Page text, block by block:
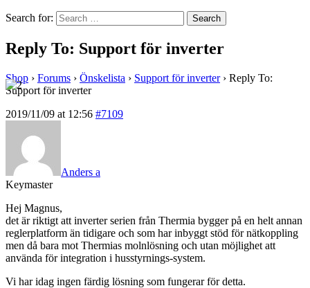
Search for:
Reply To: Support för inverter
Shop › Forums › Önskelista › Support för inverter › Reply To:
Support för inverter
2019/11/09 at 12:56 #7109
Anders a
Keymaster
Hej Magnus,
det är riktigt att inverter serien från Thermia bygger på en helt annan
reglerplatform än tidigare och som har inbyggt stöd för nätkoppling
men då bara mot Thermias molnlösning och utan möjlighet att
använda för integration i husstyrnings-system.
Vi har idag ingen färdig lösning som fungerar för detta.